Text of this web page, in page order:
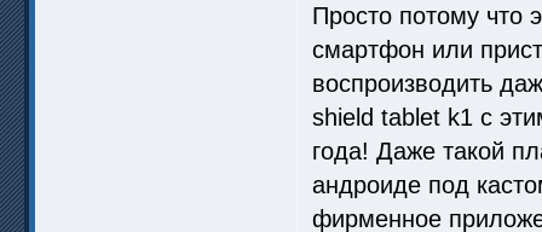
Просто потому что
смартфон или
воспроизводить
shield tablet k1 с
года! Даже такой
андроиде под
фирменное